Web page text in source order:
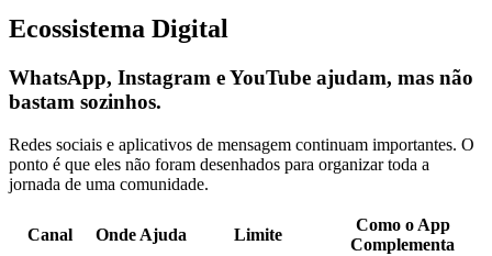
Ecossistema Digital
WhatsApp, Instagram e YouTube ajudam, mas não
bastam sozinhos.
Redes sociais e aplicativos de mensagem continuam importantes. O
ponto é que eles não foram desenhados para organizar toda a
jornada de uma comunidade.
Canal Onde Ajuda Limite
Como o App
Complementa